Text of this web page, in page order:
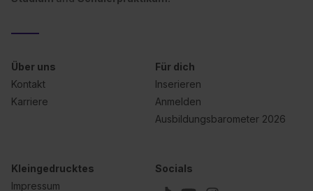
Über uns
Kontakt
Karriere
Für dich
Inserieren
Anmelden
Ausbildungsbarometer 2026
Kleingedrucktes
Impressum
Socials